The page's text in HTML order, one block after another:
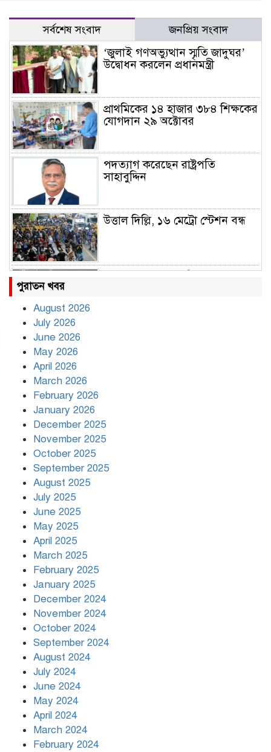
সর্বশেষ সংবাদ জনপ্রিয় সংবাদ
‘জুলাই গণঅভ্যুত্থান স্মৃতি জাদুঘর’
উদ্বোধন করলেন প্রধানমন্ত্রী
প্রাথমিকের ১৪ হাজার ৩৮৪ শিক্ষকের
যোগদান ২৯ অক্টোবর
পদত্যাগ করেছেন রাষ্ট্রপতি
সাহাবুদ্দিন
উত্তাল দিল্লি, ১৬ মেট্রো স্টেশন বন্ধ
বৃষ্টি থামার নাম নেই, পথে পথে
পুরাতন খবর
August 2026
July 2026
June 2026
May 2026
April 2026
March 2026
February 2026
January 2026
December 2025
November 2025
October 2025
September 2025
August 2025
July 2025
June 2025
May 2025
April 2025
March 2025
February 2025
January 2025
December 2024
November 2024
October 2024
September 2024
August 2024
July 2024
June 2024
May 2024
April 2024
March 2024
February 2024